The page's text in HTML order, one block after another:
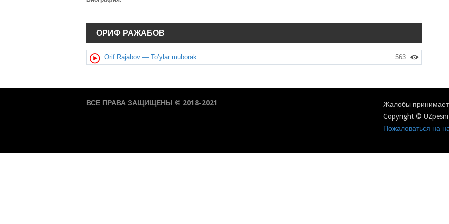
ОРИФ РАЖАБОВ
563
Orif Rajabov — To’ylar muborak
ВСЕ ПРАВА ЗАЩИЩЕНЫ © 2018-2021
Жалобы
Copyright ©
Пожаловаться на